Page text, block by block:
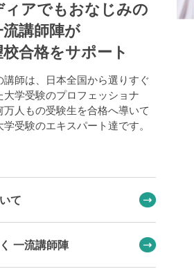
ィアでもおなじみの
流講師陣が
合格をサポート
講師は、日本全国から選りすぐ
大学受験のプロフェッショナ
万人もの受験生を合格へ導いて
学受験のエキスパート達です。
て
一流講師陣